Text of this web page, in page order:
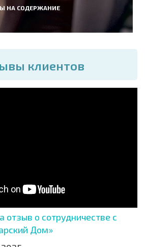
НА СОДЕРЖАНИЕ
клиентов
отзыв о сотрудничестве с
Дом»